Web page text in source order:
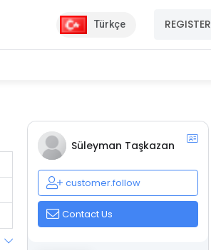
Türkçe REGISTER
Süleyman Taşkazan
customer.follow
Contact Us